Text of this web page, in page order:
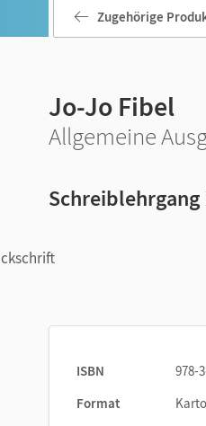
Zugehörige
Jo-Jo Fibel
Allgemeine
Schreiblehrgang
ISBN
978-
Format